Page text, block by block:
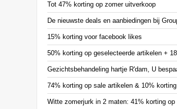
Tot 47% korting op zomer uitverkoop
De nieuwste deals en aanbiedingen bij
15% korting voor facebook likes
50% korting op geselecteerde artikelen +
Gezichtsbehandeling hartje R'dam, U
74% korting op sale artikelen & 10%
Witte zomerjurk in 2 maten: 41% korting